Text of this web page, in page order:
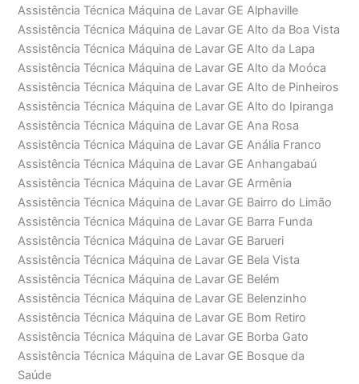
Assistência Técnica Máquina de Lavar GE Alphaville
Assistência Técnica Máquina de Lavar GE Alto da Boa Vista
Assistência Técnica Máquina de Lavar GE Alto da Lapa
Assistência Técnica Máquina de Lavar GE Alto da Moóca
Assistência Técnica Máquina de Lavar GE Alto de Pinheiros
Assistência Técnica Máquina de Lavar GE Alto do Ipiranga
Assistência Técnica Máquina de Lavar GE Ana Rosa
Assistência Técnica Máquina de Lavar GE Anália Franco
Assistência Técnica Máquina de Lavar GE Anhangabaú
Assistência Técnica Máquina de Lavar GE Armênia
Assistência Técnica Máquina de Lavar GE Bairro do Limão
Assistência Técnica Máquina de Lavar GE Barra Funda
Assistência Técnica Máquina de Lavar GE Barueri
Assistência Técnica Máquina de Lavar GE Bela Vista
Assistência Técnica Máquina de Lavar GE Belém
Assistência Técnica Máquina de Lavar GE Belenzinho
Assistência Técnica Máquina de Lavar GE Bom Retiro
Assistência Técnica Máquina de Lavar GE Borba Gato
Assistência Técnica Máquina de Lavar GE Bosque da
Saúde